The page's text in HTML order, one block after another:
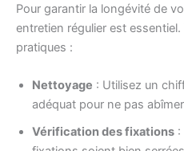
Pour garantir la longévité de
entretien régulier est
pratiques :
Nettoyage : Utilisez un
adéquat pour ne pas
Vérification des fixations :